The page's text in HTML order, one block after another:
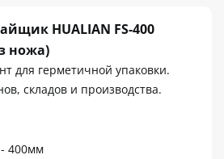
HUALIAN FS-400
ножа)
для герметичной упаковки.
складов и производства.
400мм